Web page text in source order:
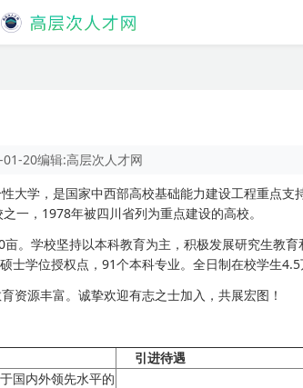
01-20编辑:高层次人才网
大学，是国家中西部高校基础能力建设工程重点支
一，1978年被四川省列为重点建设的高校。
。学校坚持以本科教育为主，积极发展研究生教育
学位授权点，91个本科专业。全日制在校学生4.5
资源丰富。诚挚欢迎有志之士加入，共展宏图！
引进待遇
国内外领先水平的